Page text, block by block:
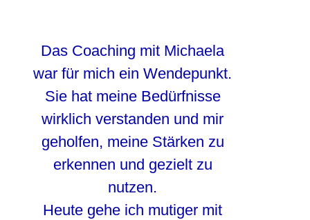
Das Coaching mit Michaela
war für mich ein Wendepunkt.
Sie hat meine Bedürfnisse
wirklich verstanden und mir
geholfen, meine Stärken zu
erkennen und gezielt zu
nutzen.
Heute gehe ich mutiger mit